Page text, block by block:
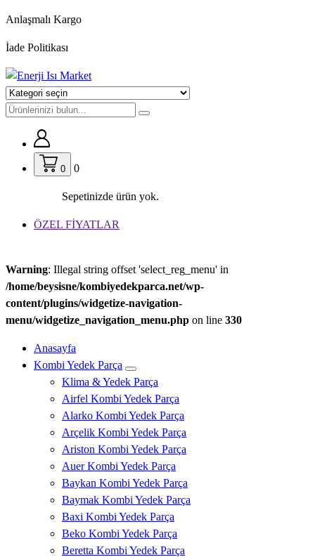
İçeriğe
Anlaşmalı Kargo
İade Politikası
0 0
Sepetinizde ürün yok.
ÖZEL FİYATLAR
Warning: Illegal string offset 'select_reg_menu' in
/home/beysisne/kombiyedekparca.net/wp-
content/plugins/widgetize-navigation-
menu/widgetize_navigation_menu.php on line 330
Anasayfa
Kombi Yedek Parça
Klima & Yedek Parça
Airfel Kombi Yedek Parça
Alarko Kombi Yedek Parça
Arçelik Kombi Yedek Parça
Ariston Kombi Yedek Parça
Auer Kombi Yedek Parça
Baykan Kombi Yedek Parça
Baymak Kombi Yedek Parça
Baxi Kombi Yedek Parça
Beko Kombi Yedek Parça
Beretta Kombi Yedek Parça